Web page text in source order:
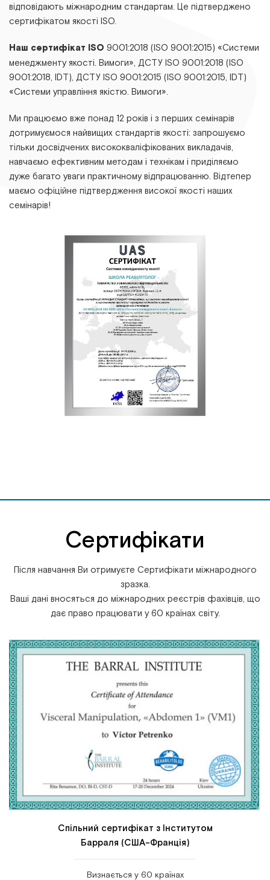
відповідають міжнародним стандартам. Це підтверджено
сертифікатом якості ISO.
Наш сертифікат ISO 9001:2018 (ISO 9001:2015) «Системи
менеджменту якості. Вимоги», ДСТУ ІSО 9001:2018 (ІSО
9001:2018, ІDТ), ДСТУ ІSО 9001:2015 (ІSО 9001:2015, ІDТ)
«Системи управління якістю. Вимоги».
Ми працюємо вже понад 12 років і з перших семінарів
дотримуємося найвищих стандартів якості: запрошуємо
тільки досвідчених висококваліфікованих викладачів,
навчаємо ефективним методам і технікам і приділяємо
дуже багато уваги практичному відпрацюванню. Відтепер
маємо офіційне підтвердження високої якості наших
семінарів!
Сертифікати
Після навчання Ви отримуєте Сертифікати міжнародного
зразка.
Ваші дані вносяться до міжнародних реєстрів фахівців, що
дає право працювати у 60 країнах світу.
Спільний сертифікат з Інститутом
Барраля (США-Франція)
Визнається у 60 країнах